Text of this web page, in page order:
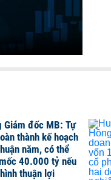
Giám đốc MB: Tự
thành kế hoạch
năm, có thể
40.000 tỷ nếu
thuận lợi